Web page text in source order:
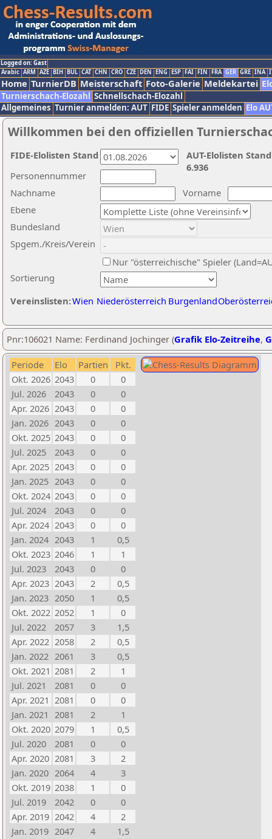
Logged on: Gast
Arabic ARM AZE BIH BUL CAT CHN CRO CZE DEN ENG ESP FAI FIN FRA GER GRE INA
Home TurnierDB Meisterschaft Foto-Galerie Meldekartei
Turnierschach-Elozahl Schnellschach-Elozahl
Allgemeines Turnier anmelden: AUT FIDE Spieler anmelden Elo
Willkommen bei den offiziellen
Nachname
Vorname
Ebene
Sortierung
Personennummer
Bundesland
Spgem./Kreis/Verein
Nur "österreichische" Spieler
Vereinslisten:Wien Niederösterreich Burgenland
AUT-Elolisten
6.936
FIDE-Elolisten Stand
Pnr:106021 Name: Ferdinand Jochinger (Grafik Elo-Zeitreihe,
Periode Elo Partien
Pkt.
Okt. 2026 2043 0
0
Jul. 2026
2043 0
0
Apr. 2026 2043 0
0
Jan. 2026 2043 0
0
Okt. 2025 2043 0
0
Jul. 2025
2043 0
0
Apr. 2025 2043 0
0
Jan. 2025 2043 0
0
Okt. 2024 2043 0
0
Jul. 2024
2043 0
0
Apr. 2024 2043 0
0
Jan. 2024 2043 1
0,5
Okt. 2023 2046 1
1
Jul. 2023
2043 0
0
Apr. 2023 2043 2
0,5
Jan. 2023 2050 1
0,5
Okt. 2022 2052 1
0
Jul. 2022
2057 3
1,5
Apr. 2022 2058 2
0,5
Jan. 2022 2061 3
0,5
Okt. 2021 2081 2
1
Jul. 2021
2081 0
0
Apr. 2021 2081 0
0
Jan. 2021 2081 2
1
Okt. 2020 2079 1
0,5
Jul. 2020
2081 0
0
Apr. 2020 2081 3
2
Jan. 2020 2064 4
3
Okt. 2019 2038 1
0
Jul. 2019
2042 0
0
Apr. 2019 2042 4
2
Jan. 2019 2047 4
1,5